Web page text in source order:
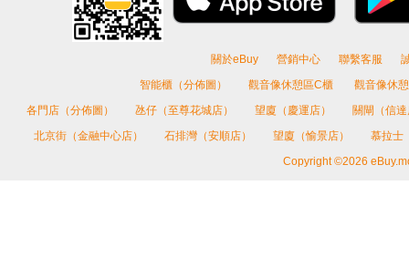
關於eBuy 營銷中心 聯繫客服
智能櫃（分佈圖）
觀音像休憩區C櫃
觀音像休
各門店（分佈圖）
氹仔（至尊花城店） 望廈（慶運店）
關閘（信
北京街（金融中心店）
石排灣（安順店） 望廈（愉景店）
慕拉士
Copyright ©2026